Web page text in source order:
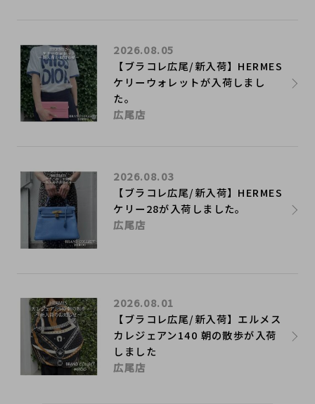
【ブラコレ広尾/新入荷】HERMES
ケリーウォレットが入荷しまし
た。
2026.08.05
広尾店
【ブラコレ広尾/新入荷】HERMES
ケリー28が入荷しました。
2026.08.03
広尾店
【ブラコレ広尾/新入荷】エルメス
カレジェアン140 朝の散歩が入荷
しました
2026.08.01
広尾店